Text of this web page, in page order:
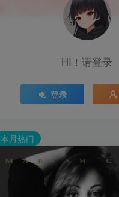
HI！请登录
登录
本月热门